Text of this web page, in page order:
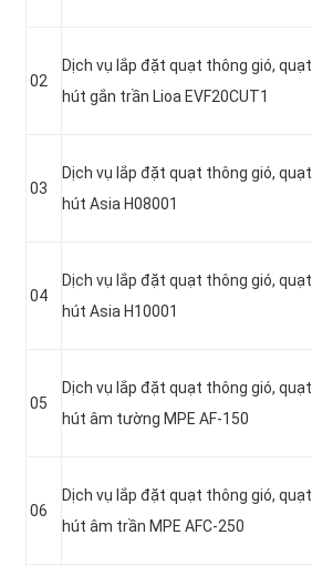
02
Dịch vụ lắp đặt quạt thông gió, quạt
hút gắn trần Lioa EVF20CUT1
03
Dịch vụ lắp đặt quạt thông gió, quạt
hút Asia H08001
04
Dịch vụ lắp đặt quạt thông gió, quạt
hút Asia H10001
05
Dịch vụ lắp đặt quạt thông gió, quạt
hút âm tường MPE AF-150
06
Dịch vụ lắp đặt quạt thông gió, quạt
hút âm trần MPE AFC-250